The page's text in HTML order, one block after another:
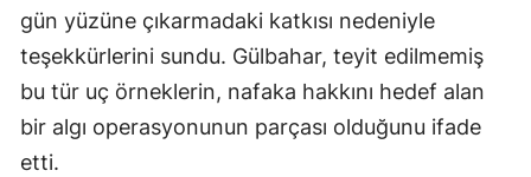
gün yüzüne çıkarmadaki katkısı nedeniyle
teşekkürlerini sundu. Gülbahar, teyit edilmemiş
bu tür uç örneklerin, nafaka hakkını hedef alan
bir algı operasyonunun parçası olduğunu ifade
etti.